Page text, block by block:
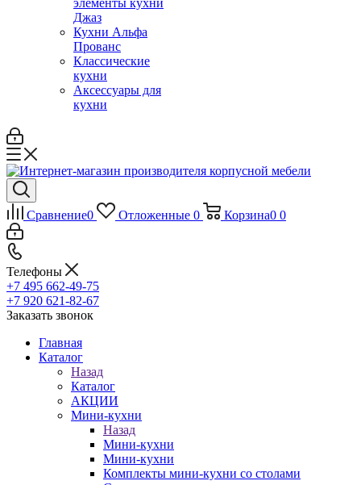
элементы кухни
Джаз
Кухни Альфа
Прованс
Классические
кухни
Аксессуары для
кухни
Сравнение0 Отложенные 0 Корзина0 0
Телефоны
+7 495 662-49-75
+7 920 621-82-67
Заказать звонок
Главная
Каталог
Назад
Каталог
АКЦИИ
Мини-кухни
Назад
Мини-кухни
Мини-кухни
Комплекты мини-кухни со столами